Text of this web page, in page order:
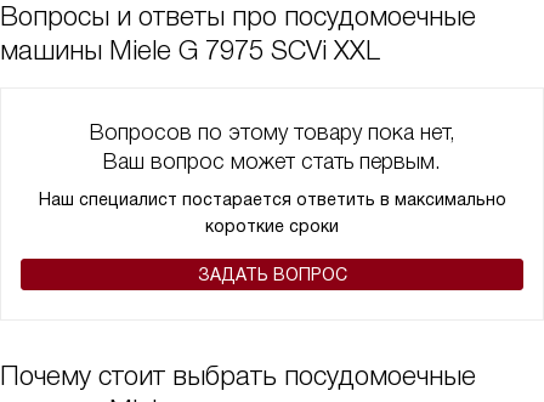
Вопросы и ответы про посудомоечные
машины Miele G 7975 SCVi XXL
Вопросов по этому товару пока нет,
Ваш вопрос может стать первым.
Наш специалист постарается ответить в максимально
короткие сроки
ЗАДАТЬ ВОПРОС
Почему стоит выбрать посудомоечные